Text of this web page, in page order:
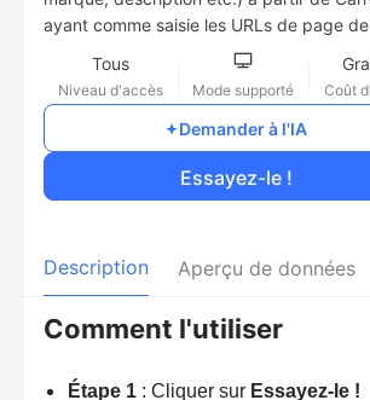
ayant comme saisie les URLs de page
Tous
Niveau d'accès Mode supporté Coût
Essayez-le !
Demander à l'IA
Description Aperçu de données
Comment l'utiliser
Étape 1 : Cliquer sur Essayez-le !